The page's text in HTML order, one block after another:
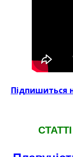
Пiдпишиться